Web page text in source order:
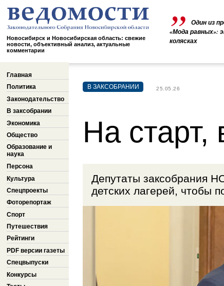
Новосибирск и Новосибирская область: свежие
новости, объективный анализ, актуальные
комментарии
Один из
«Мода равных»:
колясках
Главная
Политика
Законодательство
В заксобрании
Экономика
Общество
Образование и
наука
Персона
Культура
Спецпроекты
Фоторепортаж
Спорт
Путешествия
Рейтинги
PDF версии газеты
Спецвыпуски
Конкурсы
В ЗАКСОБРАНИИ 25.05.26
На старт,
Депутаты заксобрания
детских лагерей, чтобы